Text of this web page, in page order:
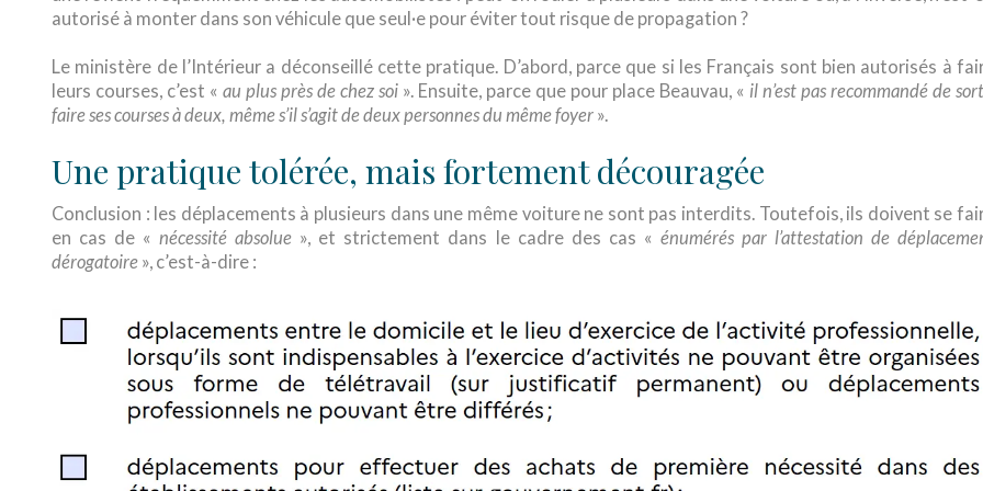
autorisé à monter dans son véhicule que seul·e pour éviter tout risque de propagation ?
Le ministère de l’Intérieur a déconseillé cette pratique. D’abord, parce que si les Français sont bien autorisés à
leurs courses, c’est « au plus près de chez soi ». Ensuite, parce que pour place Beauvau, « il n’est pas recommandé de
faire ses courses à deux, même s’il s’agit de deux personnes du même foyer ».
Une pratique tolérée, mais fortement découragée
Conclusion : les déplacements à plusieurs dans une même voiture ne sont pas interdits. Toutefois, ils doivent se
en cas de «nécessité absolue », et strictement dans le cadre des cas « énumérés par l’attestation de
dérogatoire », c’est-à-dire :